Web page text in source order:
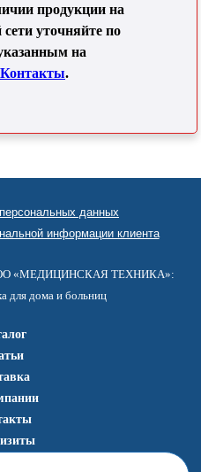
продукции на
уточняйте по
на
Контакты.
данных
информации клиента
«МЕДИЦИНСКАЯ ТЕХНИКА»:
для дома и больниц